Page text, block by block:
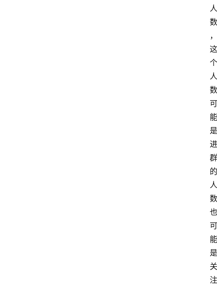
人
数
，
这
个
人
数
可
能
是
进
群
的
人
数
也
可
能
是
关
注